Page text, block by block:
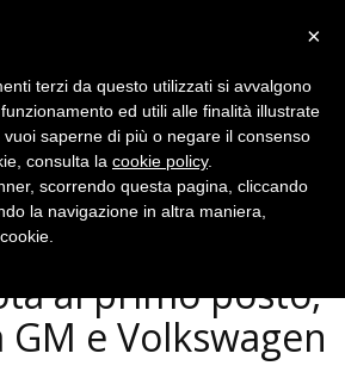
dei costruttori di
al primo posto,
e Volkswagen
×
terzi da questo utilizzati si avvalgono
ed utili alle finalità illustrate
vuoi saperne di più o negare il consenso
consulta la cookie policy.
scorrendo questa pagina, cliccando
la navigazione in altra maniera,